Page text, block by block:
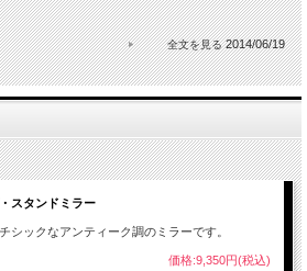
2014/06/19
スタンドミラー
シックなアンティーク調のミラーです。
価格:9,350円(税込)